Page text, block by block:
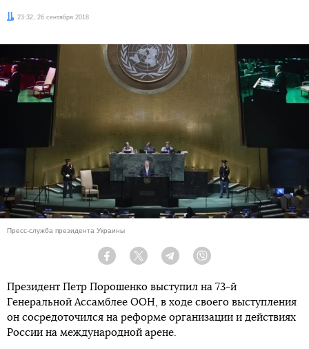
Дата:23:32, 26 сентября 2018
Пресс-служба президента Украины
Facebook Twitter Telegram
Президент Петр Порошенко выступил на 73-й
Генеральной Ассамблее ООН, в ходе своего выступления
он сосредоточился на реформе организации и действиях
России на международной арене.